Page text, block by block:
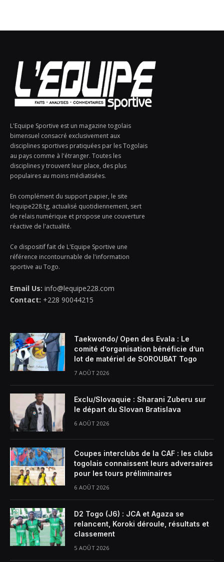
L'Equipe Sportive est un magazine togolais
bimensuel consacré exclusivement aux
disciplines sportives pratiquées par les Togolais
au pays comme à l'étranger. Toutes les
disciplines y trouvent leur place, des plus
populaires au moins médiatisées.
En complément du support papier, le site
lequipe228.tg, actualisé quotidiennement, sert
de relais numérique et propose une couverture
réactive de l'actualité.
Ce dispositif fait de L'Equipe Sportive une
référence incontournable de l'information
sportive au Togo.
Email Us: info@lequipe228.com
Contact: +228 90044215
Taekwondo/ Open des Evala : Le
comité d’organisation bénéficie d’un
lot de matériel de SOROUBAT Togo
7 AOÛT 2026
Exclu/Slovaquie : Sharani Zuberu sur
le départ du Slovan Bratislava
6 AOÛT 2026
Coupes interclubs de la CAF : les clubs
togolais connaissent leurs adversaires
pour les tours préliminaires
6 AOÛT 2026
D2 Togo (J6) : JCA et Agaza se
relancent, Koroki déroule, résultats et
classement
5 AOÛT 2026